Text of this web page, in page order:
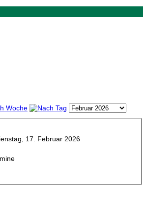
17. Februar 2026